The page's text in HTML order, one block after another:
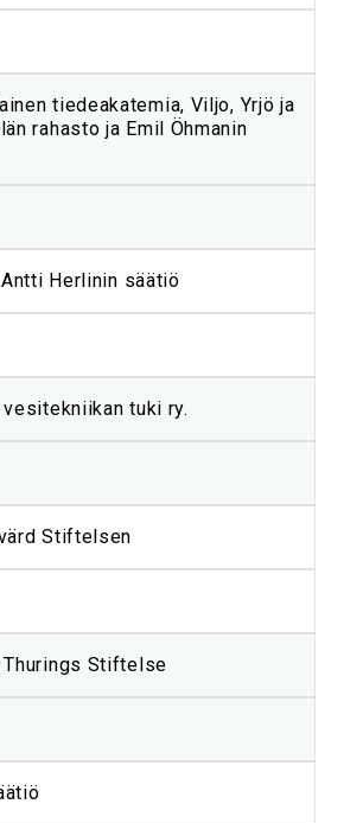
tiedeakatemia, Viljo, Yrjö ja
rahasto ja Emil Öhmanin
Herlinin säätiö
tuki ry.
Stiftelsen
Thurings Stiftelse